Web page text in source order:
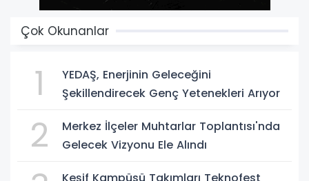
Çok Okunanlar
1
YEDAŞ, Enerjinin Geleceğini
Şekillendirecek Genç Yetenekleri Arıyor
2
Merkez İlçeler Muhtarlar Toplantısı'nda
Gelecek Vizyonu Ele Alındı